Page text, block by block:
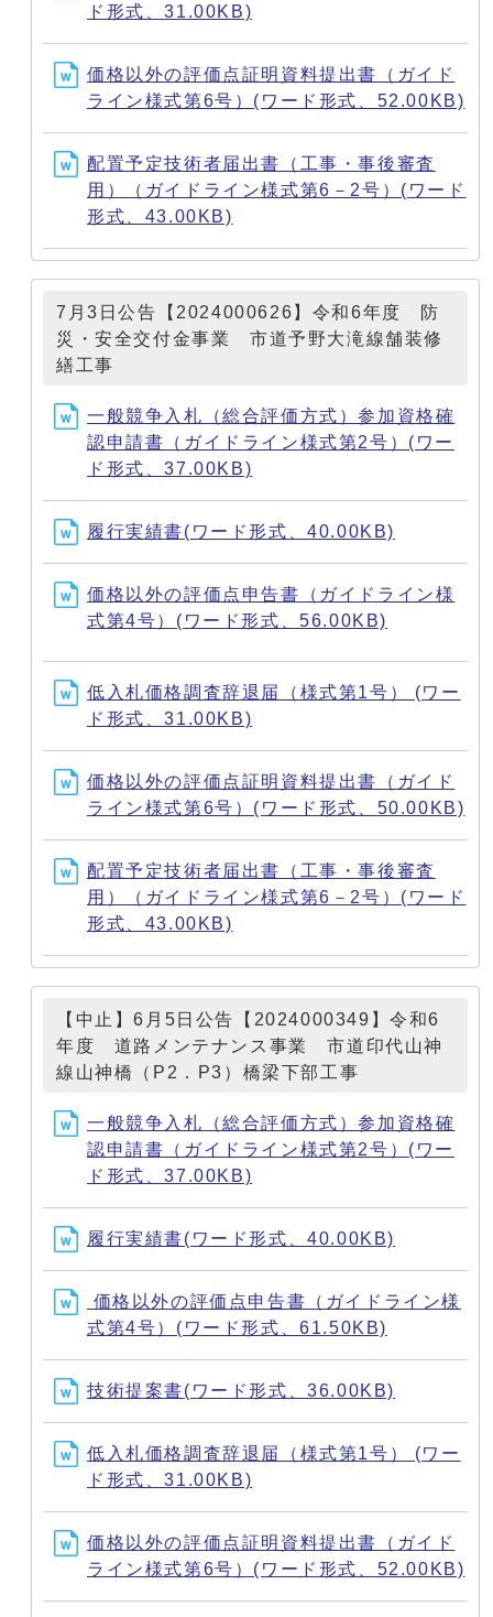
ド形式、31.00KB)
価格以外の評価点証明資料提出書（ガイド
ライン様式第6号）(ワード形式、52.00KB)
配置予定技術者届出書（工事・事後審査
用）（ガイドライン様式第6－2号）(ワード
形式、43.00KB)
7月3日公告【2024000626】令和6年度 防
災・安全交付金事業 市道予野大滝線舗装修
繕工事
一般競争入札（総合評価方式）参加資格確
認申請書（ガイドライン様式第2号）(ワー
ド形式、37.00KB)
履行実績書(ワード形式、40.00KB)
価格以外の評価点申告書（ガイドライン様
式第4号）(ワード形式、56.00KB)
低入札価格調査辞退届（様式第1号） (ワー
ド形式、31.00KB)
価格以外の評価点証明資料提出書（ガイド
ライン様式第6号）(ワード形式、50.00KB)
配置予定技術者届出書（工事・事後審査
用）（ガイドライン様式第6－2号）(ワード
形式、43.00KB)
【中止】6月5日公告【2024000349】令和6
年度 道路メンテナンス事業 市道印代山神
線山神橋（P2．P3）橋梁下部工事
一般競争入札（総合評価方式）参加資格確
認申請書（ガイドライン様式第2号）(ワー
ド形式、37.00KB)
履行実績書(ワード形式、40.00KB)
価格以外の評価点申告書（ガイドライン様
式第4号）(ワード形式、61.50KB)
技術提案書(ワード形式、36.00KB)
低入札価格調査辞退届（様式第1号） (ワー
ド形式、31.00KB)
価格以外の評価点証明資料提出書（ガイド
ライン様式第6号）(ワード形式、52.00KB)